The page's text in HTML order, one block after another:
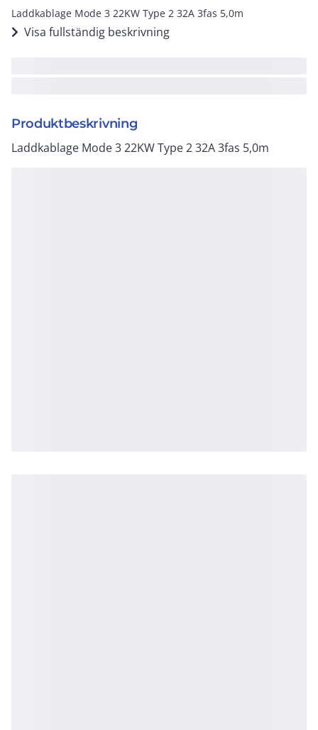
Laddkablage Mode 3 22KW Type 2 32A 3fas 5,0m
Visa fullständig beskrivning
Produktbeskrivning
Laddkablage Mode 3 22KW Type 2 32A 3fas 5,0m